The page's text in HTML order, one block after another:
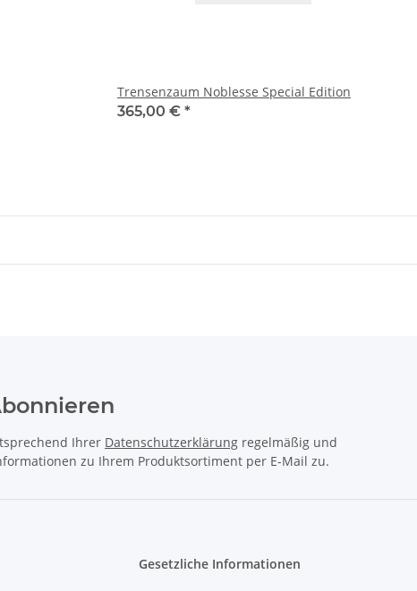
Trensenzaum Noblesse Special Edition
365,00 € *
Ihrer Datenschutzerklärung regelmäßig und
zu Ihrem Produktsortiment per E-Mail zu.
Gesetzliche Informationen